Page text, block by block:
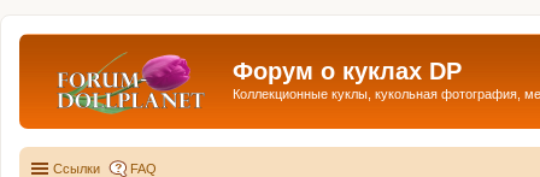
Форум о куклах DP
Коллекционные куклы, кукольная фотография,
Ссылки FAQ